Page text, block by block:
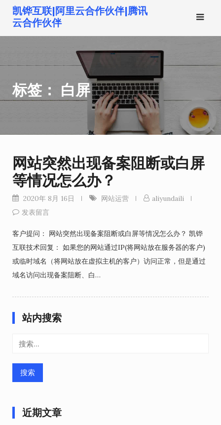
到
凯铧互联|阿里云合作伙伴|腾讯
云合作伙伴
标签： 白屏
网站突然出现备案阻断或白屏
等情况怎么办？
2020年 8月 16日 网站运营
aliyundaili
发表留言
客户提问： 网站突然出现备案阻断或白屏等情况怎么办？ 凯铧
互联技术回复： 如果您的网站通过IP(将网站放在服务器的客户)
或临时域名（将网站放在虚拟主机的客户）访问正常，但是通过
域名访问出现备案阻断、白…
站内搜索
近期文章